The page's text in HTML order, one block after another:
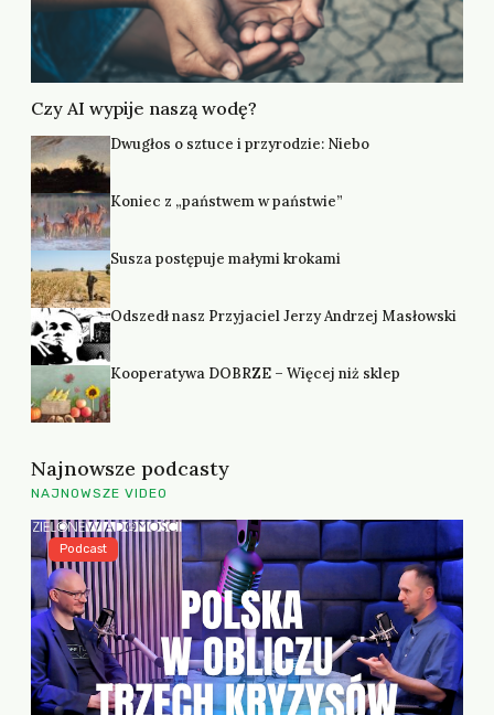
Czy AI wypije naszą wodę?
Dwugłos o sztuce i przyrodzie: Niebo
Koniec z „państwem w państwie”
Susza postępuje małymi krokami
Odszedł nasz Przyjaciel Jerzy Andrzej Masłowski
Kooperatywa DOBRZE – Więcej niż sklep
Najnowsze podcasty
NAJNOWSZE VIDEO
Podcast